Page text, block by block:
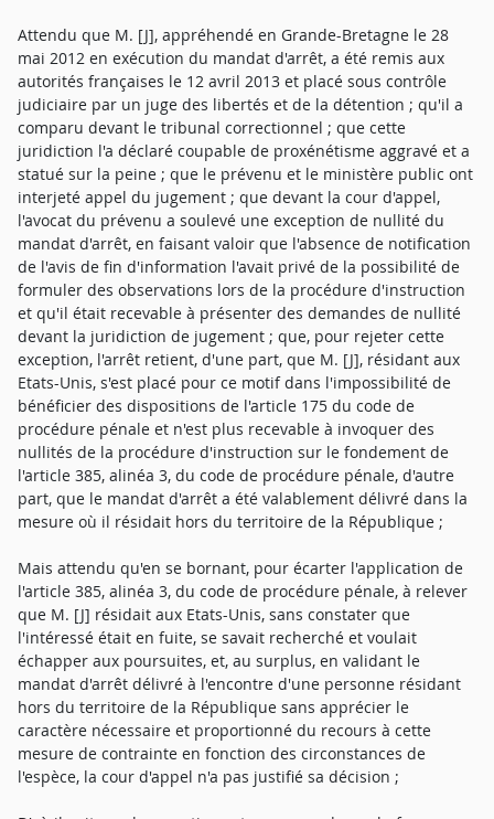
Attendu que M. [J], appréhendé en Grande-Bretagne le 28
mai 2012 en exécution du mandat d'arrêt, a été remis aux
autorités françaises le 12 avril 2013 et placé sous contrôle
judiciaire par un juge des libertés et de la détention ; qu'il a
comparu devant le tribunal correctionnel ; que cette
juridiction l'a déclaré coupable de proxénétisme aggravé et a
statué sur la peine ; que le prévenu et le ministère public ont
interjeté appel du jugement ; que devant la cour d'appel,
l'avocat du prévenu a soulevé une exception de nullité du
mandat d'arrêt, en faisant valoir que l'absence de notification
de l'avis de fin d'information l'avait privé de la possibilité de
formuler des observations lors de la procédure d'instruction
et qu'il était recevable à présenter des demandes de nullité
devant la juridiction de jugement ; que, pour rejeter cette
exception, l'arrêt retient, d'une part, que M. [J], résidant aux
Etats-Unis, s'est placé pour ce motif dans l'impossibilité de
bénéficier des dispositions de l'article 175 du code de
procédure pénale et n'est plus recevable à invoquer des
nullités de la procédure d'instruction sur le fondement de
l'article 385, alinéa 3, du code de procédure pénale, d'autre
part, que le mandat d'arrêt a été valablement délivré dans la
mesure où il résidait hors du territoire de la République ;
Mais attendu qu'en se bornant, pour écarter l'application de
l'article 385, alinéa 3, du code de procédure pénale, à relever
que M. [J] résidait aux Etats-Unis, sans constater que
l'intéressé était en fuite, se savait recherché et voulait
échapper aux poursuites, et, au surplus, en validant le
mandat d'arrêt délivré à l'encontre d'une personne résidant
hors du territoire de la République sans apprécier le
caractère nécessaire et proportionné du recours à cette
mesure de contrainte en fonction des circonstances de
l'espèce, la cour d'appel n'a pas justifié sa décision ;